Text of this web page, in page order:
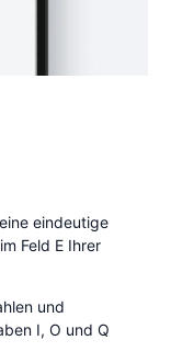
eindeutige
Feld E Ihrer
und
I, O und Q